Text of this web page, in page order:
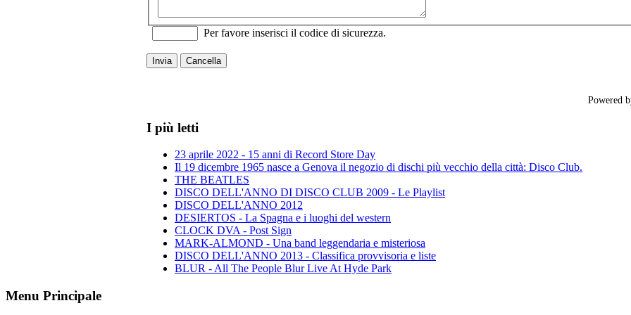
Per favore inserisci il codice di sicurezza.
Invia Cancella
Powered
I più letti
23 aprile 2022 - 15 anni di Record Store Day
Il 19 dicembre 1965 nasce a Genova il negozio di dischi più vecchio della città: Disco Club.
THE BEATLES
DISCO DELL'ANNO DI DISCO CLUB 2009 - Le Playlist
DISCO DELL'ANNO 2012
DESIERTOS - La Spagna e i luoghi del western
CLOCK DVA - Post Sign
MARK-ALMOND - Una band leggendaria e misteriosa
DISCO DELL'ANNO 2013 - Classifica provvisoria e liste
BLUR - All The People Blur Live At Hyde Park
Menu Principale